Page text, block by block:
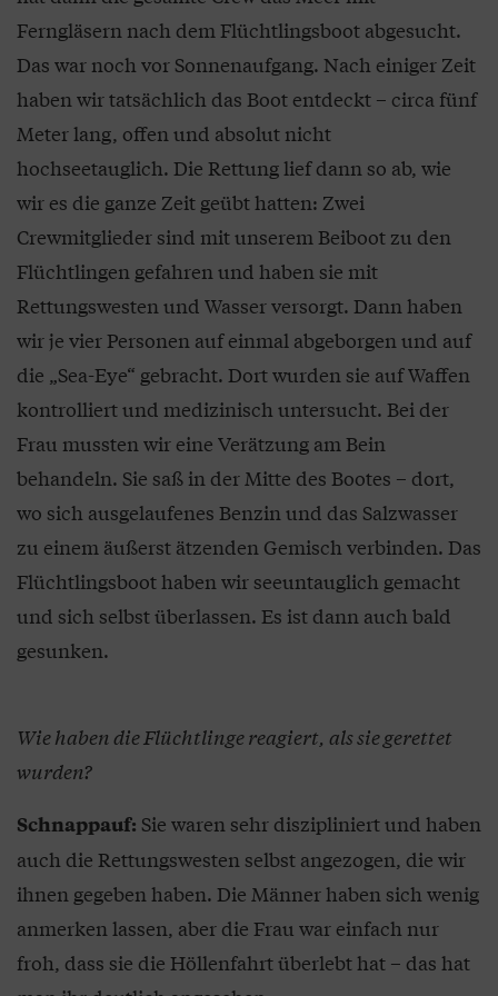
Ferngläsern nach dem Flüchtlingsboot abgesucht.
Das war noch vor Sonnenaufgang. Nach einiger Zeit
haben wir tatsächlich das Boot entdeckt – circa fünf
Meter lang, offen und absolut nicht
hochseetauglich. Die Rettung lief dann so ab, wie
wir es die ganze Zeit geübt hatten: Zwei
Crewmitglieder sind mit unserem Beiboot zu den
Flüchtlingen gefahren und haben sie mit
Rettungswesten und Wasser versorgt. Dann haben
wir je vier Personen auf einmal abgeborgen und auf
die „Sea-Eye“ gebracht. Dort wurden sie auf Waffen
kontrolliert und medizinisch untersucht. Bei der
Frau mussten wir eine Verätzung am Bein
behandeln. Sie saß in der Mitte des Bootes – dort,
wo sich ausgelaufenes Benzin und das Salzwasser
zu einem äußerst ätzenden Gemisch verbinden. Das
Flüchtlingsboot haben wir seeuntauglich gemacht
und sich selbst überlassen. Es ist dann auch bald
gesunken.
Wie haben die Flüchtlinge reagiert, als sie gerettet
wurden?
Schnappauf: Sie waren sehr diszipliniert und haben
auch die Rettungswesten selbst angezogen, die wir
ihnen gegeben haben. Die Männer haben sich wenig
anmerken lassen, aber die Frau war einfach nur
froh, dass sie die Höllenfahrt überlebt hat – das hat